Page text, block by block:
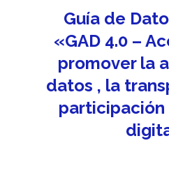
Guía de
«GAD 4.0 –
promover la
datos , la